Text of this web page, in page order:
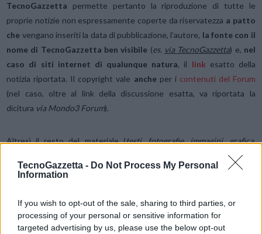
TecnoGazzetta - Do Not Process My Personal
Information
If you wish to opt-out of the sale, sharing to third parties, or
processing of your personal or sensitive information for
targeted advertising by us, please use the below opt-out
TecnoGazzetta permette pertanto la riproduzione di tutte le
proprie notizie non espressamente coperte da riservatezza a patto
che vengano inseriti la data di pubblicazione, l’autore, la fonte con il
nome di TecnoGazzetta ben visibile (es. via TecnoGazzetta) e, nel
caso di siti internet di qualunque natura, il link esatto della
notizia riportata. Il copyright vale ancheper i contenuti del Forum
(nel caso, oltre al link della discussione esatta, va riportata la
dicitura via Mondo3 Forum).
Altresì il resto del materiale (testi, fotografie, immagini, grafica,
proprietà
esclusivadell’autore ed ogni atto diretto a copiare, riprodurre,
esplicita autorizzazione, è punibile sulla base delle norme civili e
penali in materia di diritto d’autore. Chiunque desiderasse essere
autorizzato a copiare, citare o riprodurre pagine o porzioni di testo